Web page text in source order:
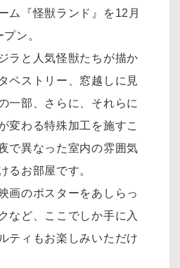
ム『怪獣ランド』を12月
ン。
ラと人気怪獣たちが描か
ペストリー、窓越しに見
一部、さらに、それらに
変わる特殊加工を施すこ
で異なった室内の雰囲気
るお部屋です。
画のポスターをあしらっ
など、ここでしか手に入
ティもお楽しみいただけ